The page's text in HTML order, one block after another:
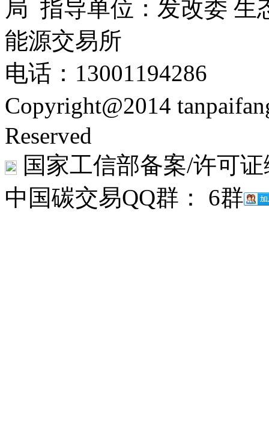
局 指导单位：发改委 生
能源交易所
电话：13001194286
Copyright@2014
Reserved
国家工信部备案/许可
中国碳交易QQ群： 6群